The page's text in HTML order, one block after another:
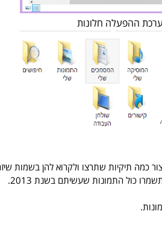
ההפעלה חלונות
כמה תיקיות שתרצו ולקרוא להן בשמות